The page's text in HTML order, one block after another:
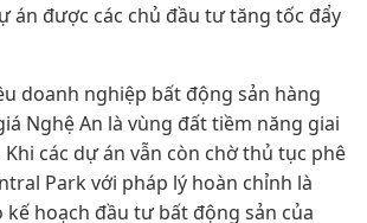
án được các chủ đầu tư tăng tốc đẩy
doanh nghiệp bất động sản hàng
Nghệ An là vùng đất tiềm năng giai
Khi các dự án vẫn còn chờ thủ tục phê
Park với pháp lý hoàn chỉnh là
kế hoạch đầu tư bất động sản của